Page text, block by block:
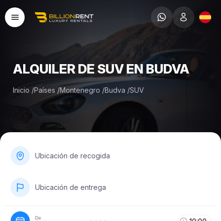
ALQUILER DE SUV EN BUDVA
Inicio /Países /Montenegro /Budva /SUV
Ubicación de recogida
Ubicación de entrega
De